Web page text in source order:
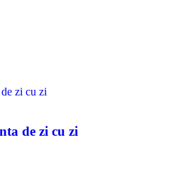
de zi cu zi